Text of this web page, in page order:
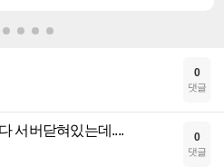
0
댓글
서버닫혀있는데.... 0
댓글